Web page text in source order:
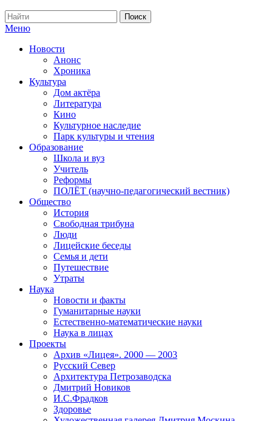
Меню
Новости
Анонс
Хроника
Культура
Дом актёра
Литература
Кино
Культурное наследие
Парк культуры и чтения
Образование
Школа и вуз
Учитель
Реформы
ПОЛЁТ (научно-педагогический вестник)
Общество
История
Свободная трибуна
Люди
Лицейские беседы
Семья и дети
Путешествие
Утраты
Наука
Новости и факты
Гуманитарные науки
Естественно-математические науки
Наука в лицах
Проекты
Архив «Лицея». 2000 — 2003
Русский Север
Архитектура Петрозаводска
Дмитрий Новиков
И.С.Фрадков
Здоровье